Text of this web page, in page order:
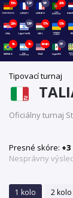
15h 12P 5P 20h
20h 13P 17h 13h
1h 1h 4min 7P
Tipovací turnaj
Oficiálny turnaj
Presné skóre: +3
Nesprávny
1 kolo 2 kolo